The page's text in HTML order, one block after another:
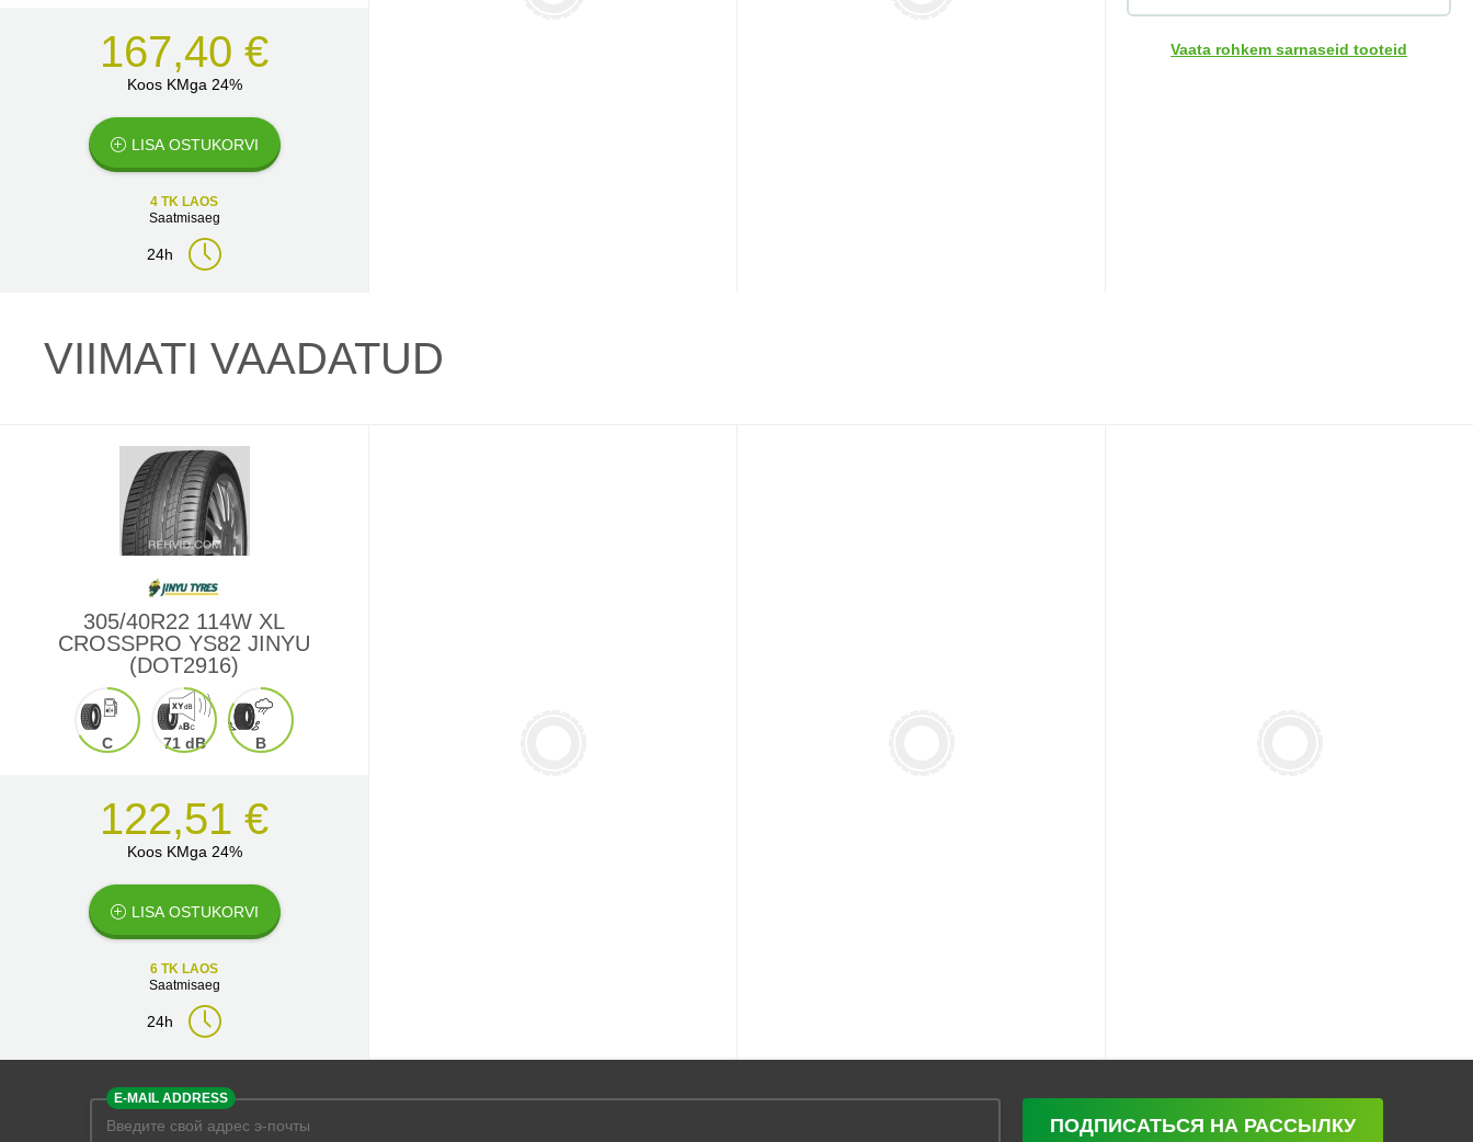
167,40 €
Koos KMga 24%
LISA OSTUKORVI
4 TK LAOS
Saatmisaeg
24h
Vaata rohkem sarnaseid tooteid
VIIMATI VAADATUD
305/40R22 114W XL
CROSSPRO YS82 JINYU
(DOT2916)
C 71 dB B
122,51 €
Koos KMga 24%
LISA OSTUKORVI
6 TK LAOS
Saatmisaeg
24h
E-MAIL ADDRESS
ПОДПИСАТЬСЯ НА РАССЫЛКУ